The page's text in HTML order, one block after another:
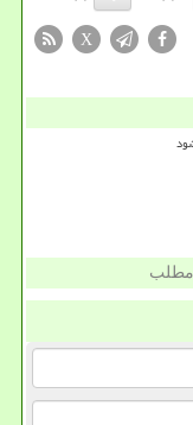
X
مطلب